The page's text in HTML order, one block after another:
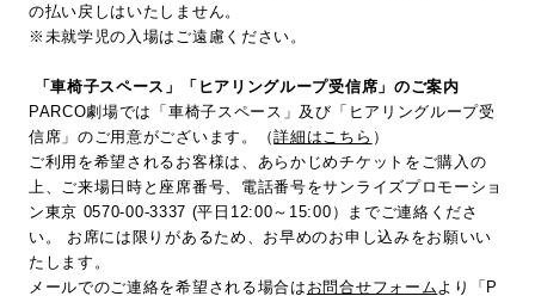
の払い戻しはいたしません。
※未就学児の入場はご遠慮ください。
「車椅子スペース」「ヒアリングループ受信席」のご案内
PARCO劇場では「車椅子スペース」及び「ヒアリングループ受
信席」のご用意がございます。（詳細はこちら ）
ご利用を希望されるお客様は、あらかじめチケットをご購入の
上、ご来場日時と座席番号、電話番号をサンライズプロモーショ
ン東京 0570-00-3337 (平日12:00～15:00）までご連絡くださ
い。 お席には限りがあるため、お早めのお申し込みをお願いい
たします。
メールでのご連絡を希望される場合は お問合せフォームより「P